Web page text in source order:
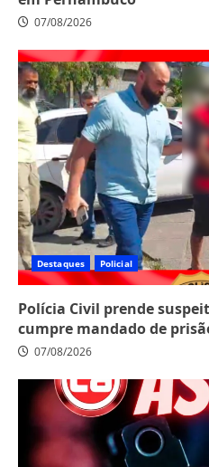
07/08/2026
Destaques Policial
Polícia Civil prende
cumpre mandado de
07/08/2026